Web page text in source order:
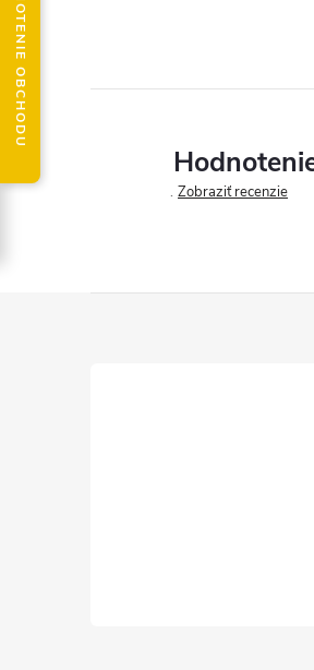
Zobraziť recenzie
HODNOTENIE OBCHODU